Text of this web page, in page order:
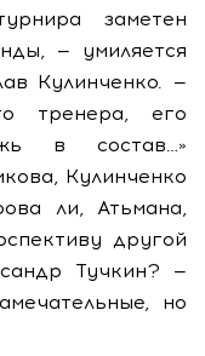
заметен
— умиляется
Кулинченко. —
тренера, его
в состав…»
Кулинченко
ли, Атьмана,
другой
Тучкин? —
но